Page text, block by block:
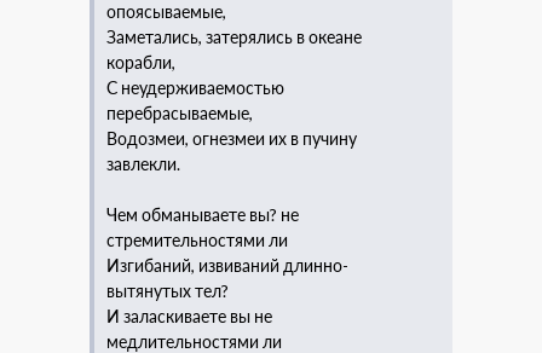
опоясываемые,
Заметались, затерялись в океане
корабли,
С неудерживаемостью
перебрасываемые,
Водозмеи, огнезмеи их в пучину
завлекли.
Чем обманываете вы? не
стремительностями ли
Изгибаний, извиваний длинно-
вытянутых тел?
И заласкиваете вы не
медлительностями ли